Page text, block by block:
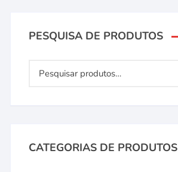
PESQUISA DE PRODUTOS
CATEGORIAS DE PRODUTOS